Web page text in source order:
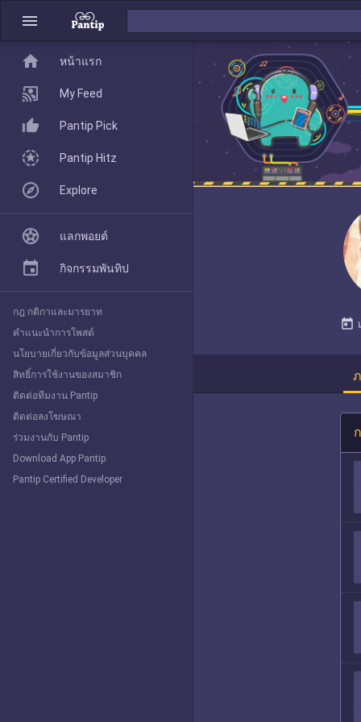
menu
today
home
Pantip Pick
Explore
home หน้าแรก
My Feed
Pantip Pick
Pantip Hitz
Explore
แลกพอยต์
กิจกรรมพันทิป
กฎ กติกาและมารยาท
คำแนะนำการโพสต์
นโยบายเกี่ยวกับข้อมูลส่วนบุคคล
สิทธิ์การใช้งานของสมาชิก
ติดต่อทีมงาน Pantip
ติดต่อลงโฆษณา
ร่วมงานกับ Pantip
Download App Pantip
Pantip Certified Developer